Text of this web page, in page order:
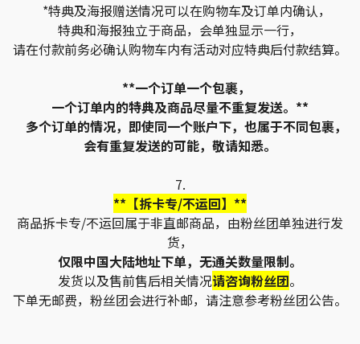
*特典及海报赠送情况可以在购物车及订单内确认，
特典和海报独立于商品，会单独显示一行，
请在付款前务必确认购物车内有活动对应特典后付款结算。
**一个订单一个包裹，
一个订单内的特典及商品尽量不重复发送。**
多个订单的情况，即使同一个账户下，也属于不同包裹，
会有重复发送的可能，敬请知悉。
7.
**【拆卡专/不运回】**
商品拆卡专/不运回属于非直邮商品，由粉丝团单独进行发
货，
仅限中国大陆地址下单，无通关数量限制。
发货以及售前售后相关情况请咨询粉丝团。
下单无邮费，粉丝团会进行补邮，请注意参考粉丝团公告。